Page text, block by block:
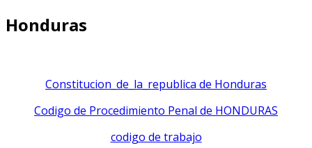
Honduras
Constitucion_de_la_republica de Honduras
Codigo de Procedimiento Penal de HONDURAS
codigo de trabajo